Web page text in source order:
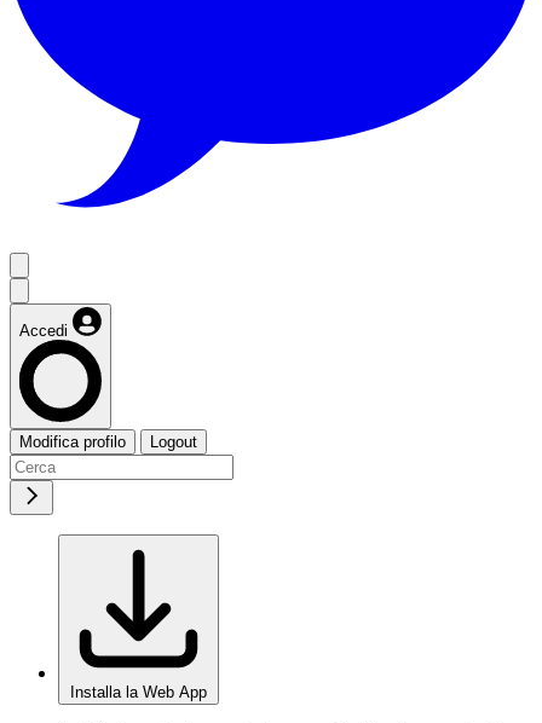
Accedi
Modifica profilo Logout
Installa la Web App